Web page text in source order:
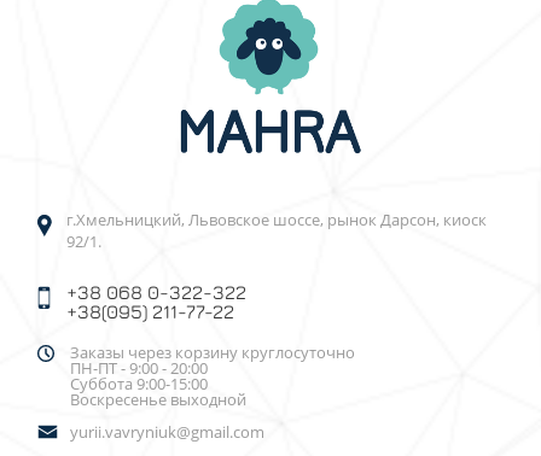
г.Хмельницкий, Львовское шоссе, рынок Дарсон, киоск
92/1.
+38 068 0-322-322
+38(095) 211-77-22
Заказы через корзину круглосуточно
ПН-ПТ - 9:00 - 20:00
Суббота 9:00-15:00
Воскресенье выходной
yurii.vavryniuk@gmail.com